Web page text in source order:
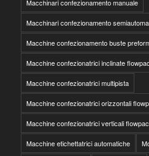
Macchinari confezionamento manuale
Macchinari confezionamento
Macchine confezionamento buste
Macchine confezionatrici inclinate
Macchine confezionatrici multipista
Macchine confezionatrici orizzontali
Macchine confezionatrici verticali
Macchine etichettatrici automatiche